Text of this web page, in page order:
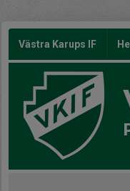
Västra Karups IF